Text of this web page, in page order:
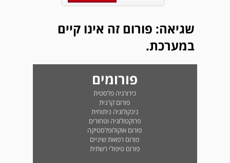
שגיאה: פורום זה אינו קיים
במערכת.
פורומים
כירורגיה פלסטית
פורום קרנית
גינקולוגיה ניתוחית
פרוקטולוגיה וטחורים
פורום אוקולופלסטיקה
פורום רפואת שיניים
פורום טיפולי רשתית